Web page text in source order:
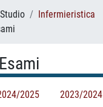
Infermieristica
2025 2023/2024